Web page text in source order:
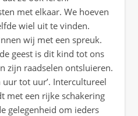
met elkaar. We hoeven
wiel uit te vinden.
wij met een spreuk.
geest is dit kind tot ons
zijn raadselen ontsluieren.
tot uur’. Intercultureel
met een rijke schakering
gelegenheid om ieders